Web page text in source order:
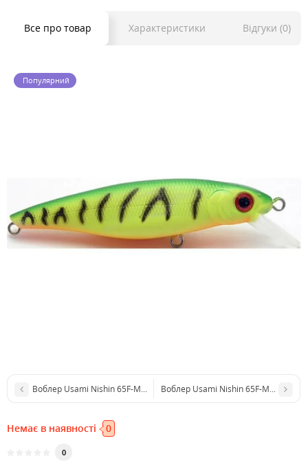
Все про товар Характеристики Відгуки (0)
Популярний
Воблер Usami Nishin 65F-MDR 7.0 g #565 (1.8 m)Воблер Usami Nishin 65F-MDR 7.0 g
Немає в наявності 0
0